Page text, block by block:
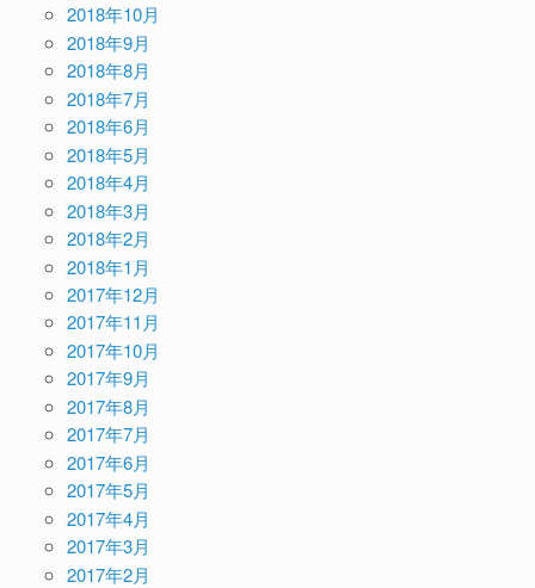
2018年10月
2018年9月
2018年8月
2018年7月
2018年6月
2018年5月
2018年4月
2018年3月
2018年2月
2018年1月
2017年12月
2017年11月
2017年10月
2017年9月
2017年8月
2017年7月
2017年6月
2017年5月
2017年4月
2017年3月
2017年2月